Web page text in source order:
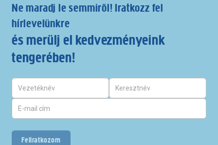
Ne maradj le semmiről! Iratkozz fel
hírlevelünkre
és merülj el kedvezményeink
tengerében!
Feliratkozom